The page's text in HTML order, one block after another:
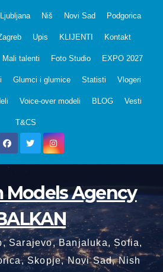
Ljubljana Niš Novi Sad Podgorica
Upis KLIJENTI Kontakt
Mali talenti Foto Studio EXPO 2027
Glumci i glumice Statisti Vlogeri
Voice-over modeli BLOG Vesti
T&CS
Models Agency
Sarajevo, Banjaluka, Sofia,
Skopje, Novi Sad, Nish